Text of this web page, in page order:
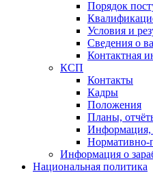
Порядок
Условия и
Сведения о
Контактная
КСП
Контакты
Кадры
Положения
Планы,
Информация,
Нормативно-
Информация о
Национальная политика